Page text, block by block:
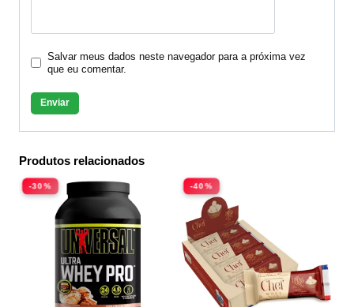
Salvar meus dados neste navegador para a próxima vez
que eu comentar.
Produtos relacionados
-30% -40%